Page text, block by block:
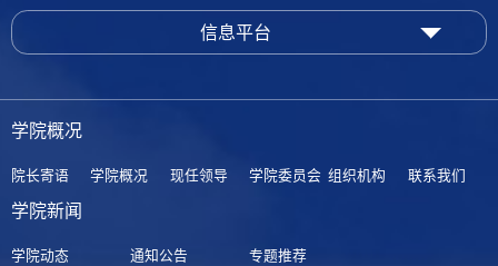
信息平台
学院概况
院长寄语 学院概况 现任领导 学院委员会 组织机构 联系我们
学院新闻
学院动态 通知公告 专题推荐